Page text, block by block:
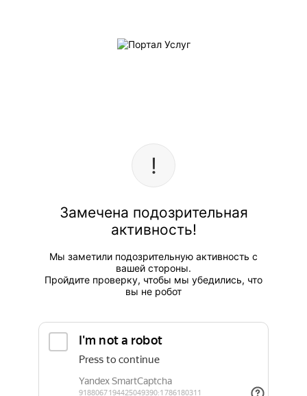
Замечена подозрительная
активность!
Мы заметили подозрительную активность с
вашей стороны.
Пройдите проверку, чтобы мы убедились, что
вы не робот